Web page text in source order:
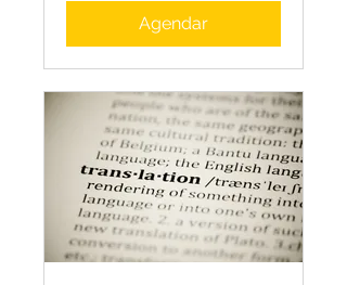
Agendar